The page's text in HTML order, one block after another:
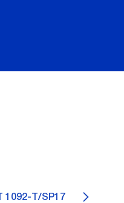
1092-T/SP17